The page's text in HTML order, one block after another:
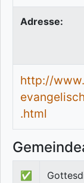
Adresse:
http://
.html
✅